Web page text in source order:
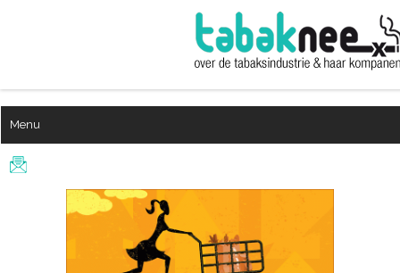
Menu